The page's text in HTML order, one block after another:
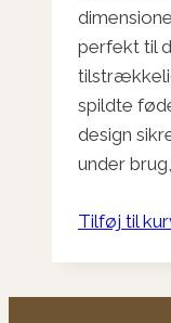
perfekt til
spildte
design
under
Tilføj til